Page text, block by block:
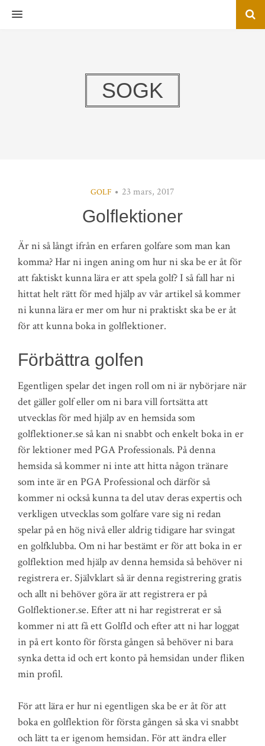
MENU
SOGK
GOLF 23 mars, 2017
Golflektioner
Är ni så långt ifrån en erfaren golfare som man kan
komma? Har ni ingen aning om hur ni ska be er åt för
att faktiskt kunna lära er att spela golf? I så fall har ni
hittat helt rätt för med hjälp av vår artikel så kommer
ni kunna lära er mer om hur ni praktiskt ska be er åt
för att kunna boka in golflektioner.
Förbättra golfen
Egentligen spelar det ingen roll om ni är nybörjare när
det gäller golf eller om ni bara vill fortsätta att
utvecklas för med hjälp av en hemsida som
golflektioner.se så kan ni snabbt och enkelt boka in er
för lektioner med PGA Professionals. På denna
hemsida så kommer ni inte att hitta någon tränare
som inte är en PGA Professional och därför så
kommer ni också kunna ta del utav deras expertis och
verkligen utvecklas som golfare vare sig ni redan
spelar på en hög nivå eller aldrig tidigare har svingat
en golfklubba. Om ni har bestämt er för att boka in er
golflektion med hjälp av denna hemsida så behöver ni
registrera er. Självklart så är denna registrering gratis
och allt ni behöver göra är att registrera er på
Golflektioner.se. Efter att ni har registrerat er så
kommer ni att få ett GolfId och efter att ni har loggat
in på ert konto för första gången så behöver ni bara
synka detta id och ert konto på hemsidan under fliken
min profil.
För att lära er hur ni egentligen ska be er åt för att
boka en golflektion för första gången så ska vi snabbt
och lätt ta er igenom hemsidan. För att ändra eller